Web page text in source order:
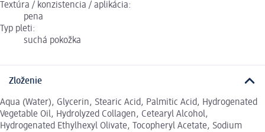
Textúra / konzistencia / aplikácia:
pena
Typ pleti:
suchá pokožka
Zloženie
Aqua (Water), Glycerin, Stearic Acid, Palmitic Acid, Hydrogenated
Vegetable Oil, Hydrolyzed Collagen, Cetearyl Alcohol,
Hydrogenated Ethylhexyl Olivate, Tocopheryl Acetate, Sodium